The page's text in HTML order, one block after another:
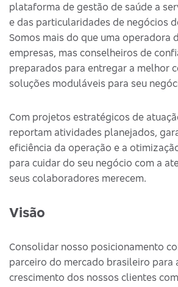
plataforma de gestão de saúde a
e das particularidades de negócios
Somos mais do que uma operadora
empresas, mas conselheiros de
preparados para entregar a melhor
soluções moduláveis para seu
Com projetos estratégicos de
reportam atividades planejados,
eficiência da operação e a
para cuidar do seu negócio com a
seus colaboradores merecem.
Visão
Consolidar nosso posicionamento
parceiro do mercado brasileiro para
crescimento dos nossos clientes